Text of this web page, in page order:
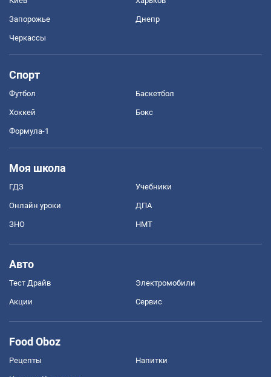
Запорожье Днепр
Черкассы
Спорт
Футбол Баскетбол
Хоккей Бокс
Формула-1
Моя школа
ГДЗ Учебники
Онлайн уроки ДПА
ЗНО НМТ
Авто
Тест Драйв Электромобили
Акции Сервис
Food Oboz
Рецепты Напитки